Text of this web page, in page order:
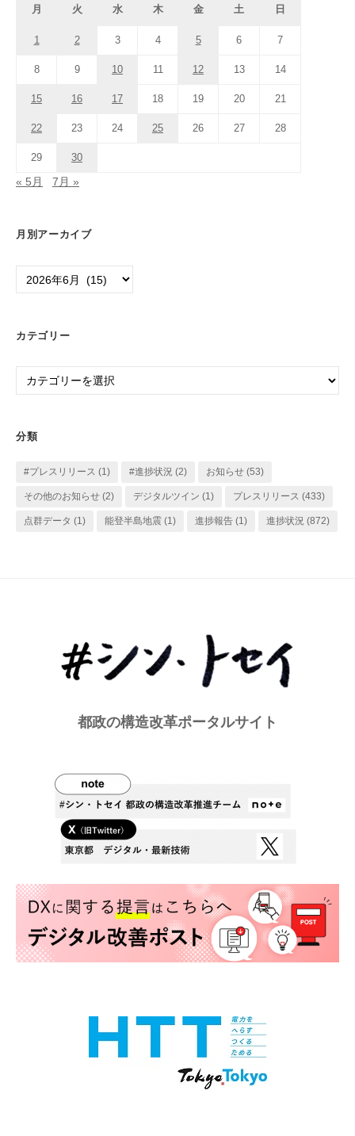
月 火 水 木 金 土 日
1 2 3 4 5 6 7
8 9 10 11 12 13 14
15 16 17 18 19 20 21
22 23 24 25 26 27 28
29 30
« 5月 7月 »
月別アーカイブ
月
カ
カテゴリー
カ
ー
分類
#プレスリリース (1) #進捗状況 (2) お知らせ (53)
その他のお知らせ (2) デジタルツイン (1) プレスリリース (433)
点群データ (1) 能登半島地震 (1) 進捗報告 (1) 進捗状況 (872)
都政の構造改革ポータルサイト